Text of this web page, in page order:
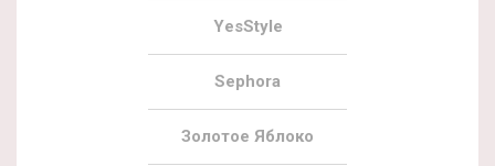
YesStyle
Sephora
Золотое Яблоко